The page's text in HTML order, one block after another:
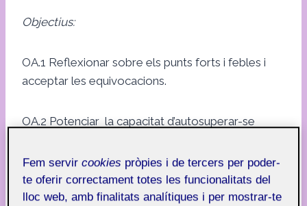
Objectius:
OA.1 Reflexionar sobre els punts forts i febles i
acceptar les equivocacions.
OA.2 Potenciar la capacitat d’autosuperar-se
Reflexió personal:
Fem servircookies pròpies i de tercers per poder-
te oferir correctament totes les funcionalitats del
lloc web, amb finalitats analítiques i per mostrar-te